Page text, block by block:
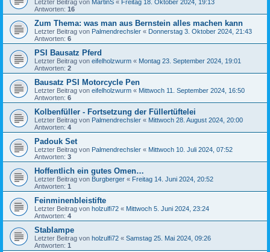
Letzter Beitrag von MartinS « Freitag 18. Oktober 2024, 19:13
Antworten: 16
Zum Thema: was man aus Bernstein alles machen kann
Letzter Beitrag von Palmendrechsler « Donnerstag 3. Oktober 2024, 21:43
Antworten: 6
PSI Bausatz Pferd
Letzter Beitrag von eifelholzwurm « Montag 23. September 2024, 19:01
Antworten: 2
Bausatz PSI Motorcycle Pen
Letzter Beitrag von eifelholzwurm « Mittwoch 11. September 2024, 16:50
Antworten: 6
Kolbenfüller - Fortsetzung der Füllertüftelei
Letzter Beitrag von Palmendrechsler « Mittwoch 28. August 2024, 20:00
Antworten: 4
Padouk Set
Letzter Beitrag von Palmendrechsler « Mittwoch 10. Juli 2024, 07:52
Antworten: 3
Hoffentlich ein gutes Omen…
Letzter Beitrag von Burgberger « Freitag 14. Juni 2024, 20:52
Antworten: 1
Feinminenbleistifte
Letzter Beitrag von holzulfi72 « Mittwoch 5. Juni 2024, 23:24
Antworten: 4
Stablampe
Letzter Beitrag von holzulfi72 « Samstag 25. Mai 2024, 09:26
Antworten: 1